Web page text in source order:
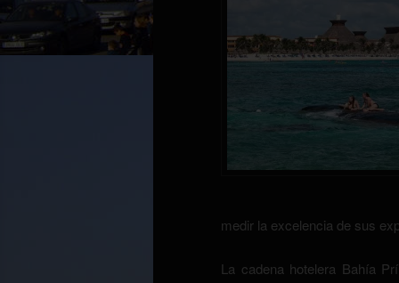
medir la excelencia de sus
La cadena hotelera Bahía